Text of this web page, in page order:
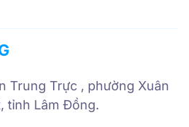
Trung Trực , phường Xuân
tỉnh Lâm Đồng.